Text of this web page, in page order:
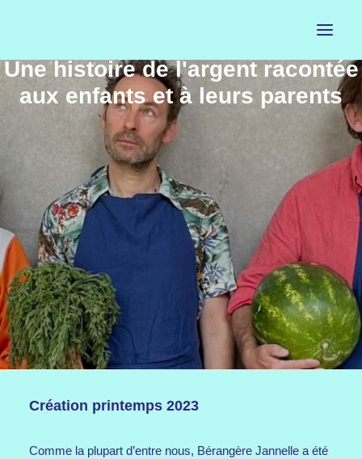
LE PETIT BUREAU
CONTACTS
CALENDRIER
ARTISTES
NEWSLETTER
INSTAGRAM
FACEBOOK
Une histoire de l'argent racontée
aux enfants et à leurs parents
Création printemps 2023
Comme la plupart d’entre nous, Bérangère Jannelle a été